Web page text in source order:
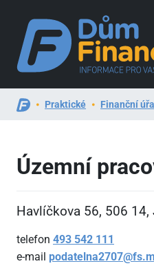
Praktické Finanční
Územní
Havlíčkova 56, 506 14,
telefon 493 542 111
e-mail